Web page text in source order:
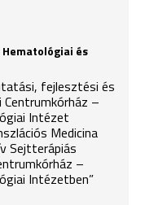
fejlesztési és
–
Intézet
Medicina
Sejtterápiás
–
Intézetben”